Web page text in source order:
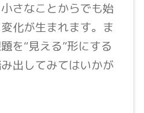
さなことからでも始
化が生まれます。ま
を“見える”形にする
出してみてはいかが